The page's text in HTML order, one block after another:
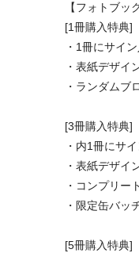
【フォトブッ
[1冊購入特典]
・1冊にサイ
・表紙デザイ
・ランダムブ
[3冊購入特典]
・内1冊にサ
・表紙デザイ
・コンプリー
・限定缶バッ
[5冊購入特典]